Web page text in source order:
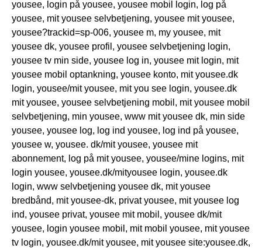
yousee, login på yousee, yousee mobil login, log på
yousee, mit yousee selvbetjening, yousee mit yousee,
yousee?trackid=sp-006, yousee m, my yousee, mit
yousee dk, yousee profil, yousee selvbetjening login,
yousee tv min side, yousee log in, yousee mit login, mit
yousee mobil optankning, yousee konto, mit yousee.dk
login, yousee/mit yousee, mit you see login, yousee.dk
mit yousee, yousee selvbetjening mobil, mit yousee mobil
selvbetjening, min yousee, www mit yousee dk, min side
yousee, yousee log, log ind yousee, log ind på yousee,
yousee w, yousee. dk/mit yousee, yousee mit
abonnement, log på mit yousee, yousee/mine logins, mit
login yousee, yousee.dk/mityousee login, yousee.dk
login, www selvbetjening yousee dk, mit yousee
bredbånd, mit yousee-dk, privat yousee, mit yousee log
ind, yousee privat, yousee mit mobil, yousee dk/mit
yousee, login yousee mobil, mit mobil yousee, mit yousee
tv login, yousee.dk/mit yousee, mit yousee site:yousee.dk,